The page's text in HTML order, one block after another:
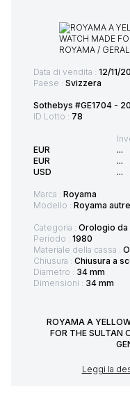
Data di vendita : 12/11/
Paese : Svizzera
Sothebys #GE1704 -
ID Lotto : 78
EUR
EUR
USD
...
...
...
Marca : Royama
Modello : Royama
Categoria : Orologio da
Periodo : 1980
Materiale della cassa :
Chiusura : Chiusura a
Diametro : 34 mm
Dimensioni : 34 mm
ROYAMA A
FOR THE SULTAN
Leggi la